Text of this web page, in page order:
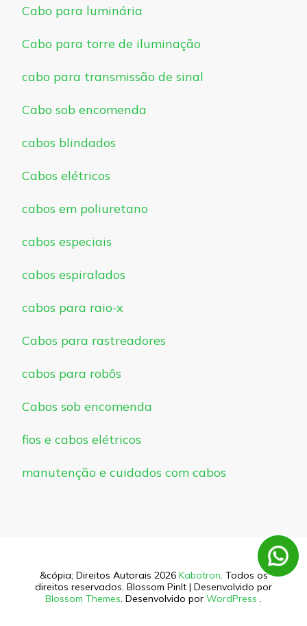
Cabo para luminária
Cabo para torre de iluminação
cabo para transmissão de sinal
Cabo sob encomenda
cabos blindados
Cabos elétricos
cabos em poliuretano
cabos especiais
cabos espiralados
cabos para raio-x
Cabos para rastreadores
cabos para robôs
Cabos sob encomenda
fios e cabos elétricos
manutenção e cuidados com cabos
&cópia; Direitos Autorais 2026 Kabotron. Todos os
direitos reservados. Blossom PinIt | Desenvolvido por
Blossom Themes. Desenvolvido por WordPress .